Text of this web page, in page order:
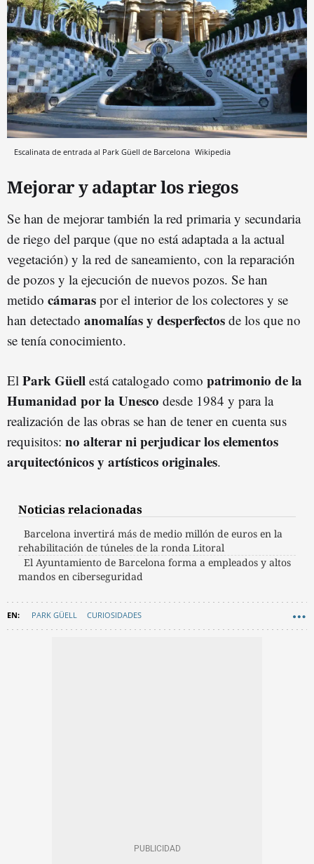
Escalinata de entrada al Park Güell de Barcelona Wikipedia
Mejorar y adaptar los riegos
Se han de mejorar también la red primaria y secundaria
de riego del parque (que no está adaptada a la actual
vegetación) y la red de saneamiento, con la reparación
de pozos y la ejecución de nuevos pozos. Se han
metido cámaras por el interior de los colectores y se
han detectado anomalías y desperfectos de los que no
se tenía conocimiento.
El Park Güell está catalogado como patrimonio de la
Humanidad por la Unesco desde 1984 y para la
realización de las obras se han de tener en cuenta sus
requisitos: no alterar ni perjudicar los elementos
arquitectónicos y artísticos originales.
Noticias relacionadas
Barcelona invertirá más de medio millón de euros en la
rehabilitación de túneles de la ronda Litoral
El Ayuntamiento de Barcelona forma a empleados y altos
mandos en ciberseguridad
PARK GÜELL CURIOSIDADES